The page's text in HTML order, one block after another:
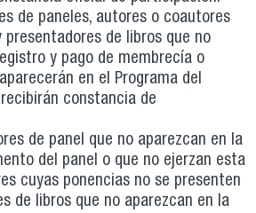
de paneles, autores o coautores
presentadores de libros que no
y pago de membrecía o
en el Programa del
constancia de
de panel que no aparezcan en la
del panel o que no ejerzan esta
cuyas ponencias no se presenten
de libros que no aparezcan en la